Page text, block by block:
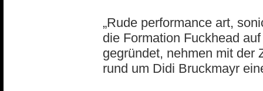
„Rude performance art,
die Formation Fuckhead
gegründet, nehmen mit der
rund um Didi Bruckmayr